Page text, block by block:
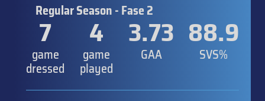
Regular Season - Fase 2
7
game
dressed
4
game
played
3.73
GAA
88.9
SVS%